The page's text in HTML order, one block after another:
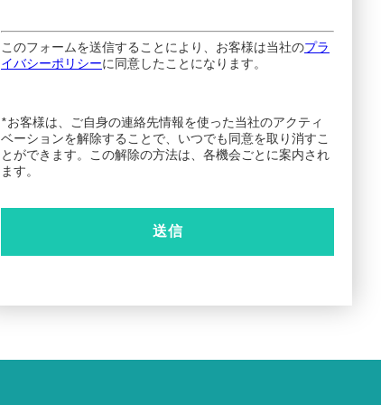
このフォームを送信することにより、お客様は当社のプラ
イバシーポリシーに同意したことになります。
*お客様は、ご自身の連絡先情報を使った当社のアクティ
ベーションを解除することで、いつでも同意を取り消すこ
とができます。この解除の方法は、各機会ごとに案内され
ます。
送信